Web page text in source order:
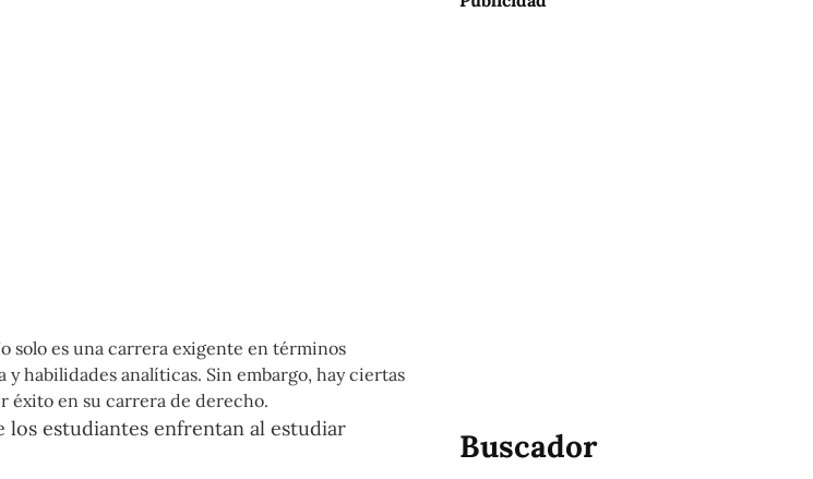
solo es una carrera exigente en términos
habilidades analíticas. Sin embargo, hay ciertas
éxito en su carrera de derecho.
los estudiantes enfrentan al estudiar
Buscador